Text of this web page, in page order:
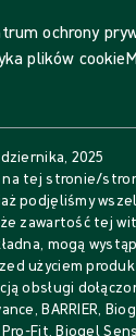
ochrony
plików cookie
2025
tej stronie/
podjęliśmy
zawartość tej
mogą
użyciem
obsługi
BARRIER,
Fit, Biogel